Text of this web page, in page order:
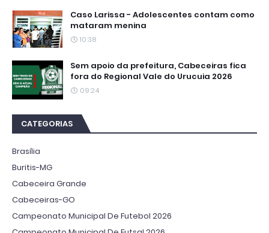
Caso Larissa - Adolescentes contam como
mataram menina
10:38
Sem apoio da prefeitura, Cabeceiras fica
fora do Regional Vale do Urucuia 2026
09:24
CATEGORIAS
Brasília
Buritis-MG
Cabeceira Grande
Cabeceiras-GO
Campeonato Municipal De Futebol 2026